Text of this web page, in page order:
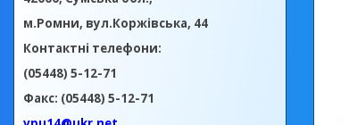
м.Ромни, вул.Коржівська, 44
Контактні телефони:
(05448) 5-12-71
Факс: (05448) 5-12-71